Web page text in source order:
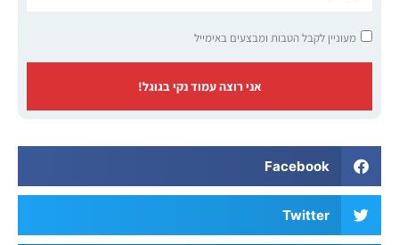
מעוניין לקבל הטבות ומבצעים באימייל
אני רוצה עמוד נקי בגוגל!
Facebook
Twitter